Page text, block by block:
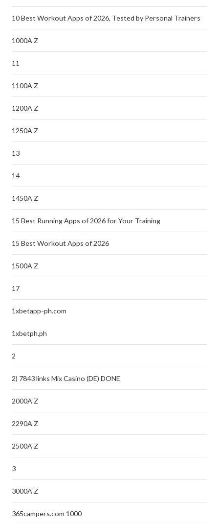
10 Best Workout Apps of 2026, Tested by Personal Trainers
1000A Z
11
1100A Z
1200A Z
1250A Z
13
14
1450A Z
15 Best Running Apps of 2026 for Your Training
15 Best Workout Apps of 2026
1500A Z
17
1xbetapp-ph.com
1xbetph.ph
2
2) 7843 links Mix Casino (DE) DONE
2000A Z
2290A Z
2500A Z
3
3000A Z
365campers.com 1000